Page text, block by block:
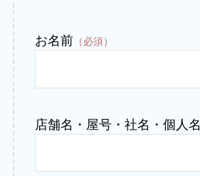
お名前（必須）
店舗名・屋号・社名・個人名